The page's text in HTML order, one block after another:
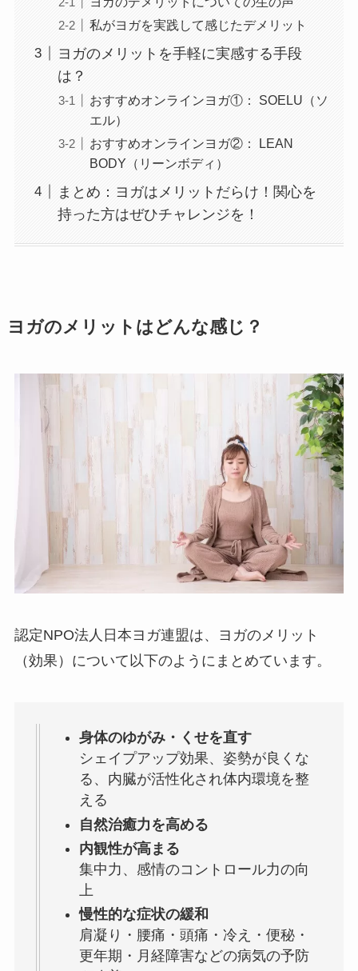
私がヨガを実践して感じたデメリット
ヨガのメリットを手軽に実感する手段
は？
おすすめオンラインヨガ①： SOELU（ソ
エル）
おすすめオンラインヨガ②： LEAN
BODY（リーンボディ）
まとめ：ヨガはメリットだらけ！関心を
持った方はぜひチャレンジを！
ヨガのメリットはどんな感じ？
認定NPO法人日本ヨガ連盟は、ヨガのメリット
（効果）について以下のようにまとめています。
身体のゆがみ・くせを直す
シェイプアップ効果、姿勢が良くな
る、内臓が活性化され体内環境を整
える
自然治癒力を高める
内観性が高まる
集中力、感情のコントロール力の向
上
慢性的な症状の緩和
肩凝り・腰痛・頭痛・冷え・便秘・
更年期・月経障害などの病気の予防